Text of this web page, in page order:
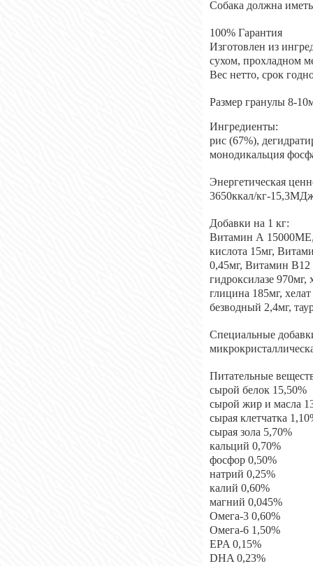
Собака должна
100% Гарантия
Изготовлен из
сухом, прохладном
Вес нетто, срок
Размер гранулы 8-
Ингредиенты:
рис (67%),
монодикальция
Энергетическая
3650ккал/кг-
Добавки на 1 кг:
Витамин А
кислота 15мг,
0,45мг, Витамин В12
гидроксилазе 970мг,
глицина 185мг,
безводный 2,4мг,
Специальные
Питательные
сырой белок 15,50%
сырой жир и масла
сырая клетчатка
сырая зола 5,70%
кальций 0,70%
фосфор 0,50%
натрий 0,25%
калий 0,60%
магний 0,045%
Омега-3 0,60%
Омега-6 1,50%
EPA 0,15%
DHA 0,23%